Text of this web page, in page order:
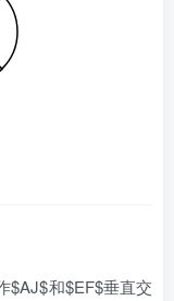
$AJ$和$EF$垂直交